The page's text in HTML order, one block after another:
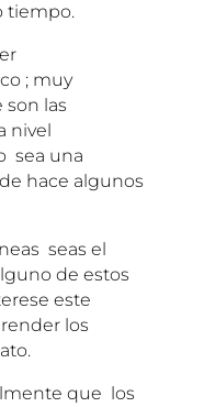
tiempo.
; muy
son las
nivel
sea una
hace algunos
seas el
de estos
este
los
que los